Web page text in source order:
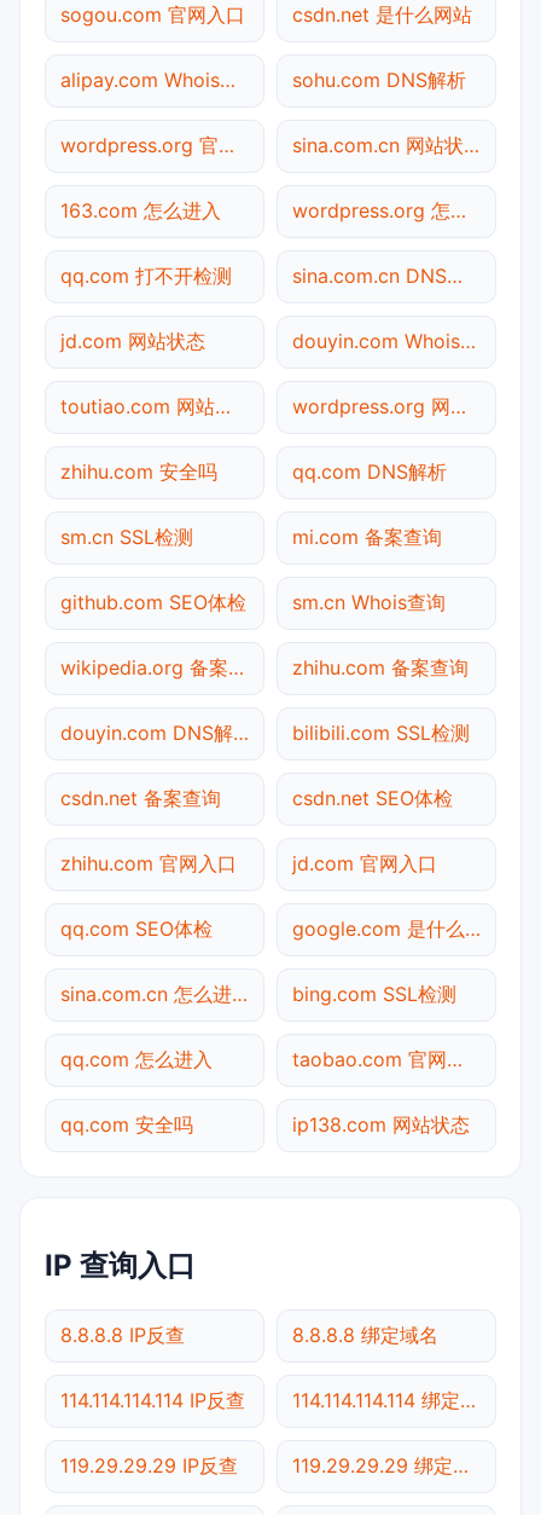
sogou.com 官网入口 csdn.net 是什么网站
alipay.com Whois查询 sohu.com DNS解析
wordpress.org 官网入口 sina.com.cn 网站状态
163.com 怎么进入 wordpress.org 怎么进入
qq.com 打不开检测 sina.com.cn DNS解析
jd.com 网站状态 douyin.com Whois查询
toutiao.com 网站状态 wordpress.org 网站状态
zhihu.com 安全吗 qq.com DNS解析
sm.cn SSL检测 mi.com 备案查询
github.com SEO体检 sm.cn Whois查询
wikipedia.org 备案查询 zhihu.com 备案查询
douyin.com DNS解析 bilibili.com SSL检测
csdn.net 备案查询 csdn.net SEO体检
zhihu.com 官网入口 jd.com 官网入口
qq.com SEO体检 google.com 是什么网站
sina.com.cn 怎么进入 bing.com SSL检测
qq.com 怎么进入 taobao.com 官网入口
qq.com 安全吗 ip138.com 网站状态
IP 查询入口
8.8.8.8 IP反查 8.8.8.8 绑定域名
114.114.114.114 IP反查 114.114.114.114 绑定域名
119.29.29.29 IP反查 119.29.29.29 绑定域名